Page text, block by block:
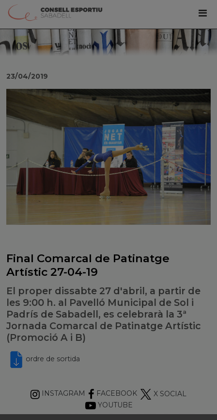
Final Comarcal de Patinatge
Artístic 27-04-19
El proper dissabte 27 d'abril, a partir de
les 9:00 h. al Pavelló Municipal de Sol i
Padrís de Sabadell, es celebrarà la 3ª
Jornada Comarcal de Patinatge Artístic
(Promoció A i B)
23/04/2019
ordre de sortida
INSTAGRAM FACEBOOK
X SOCIAL
YOUTUBE